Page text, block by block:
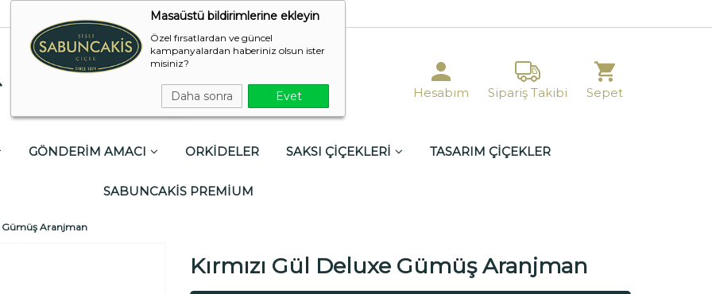
Masaüstü bildirimlerine ekleyin
Özel fırsatlardan ve güncel
kampanyalardan haberiniz olsun ister
misiniz?
Daha sonra Evet Hesabım Sipariş Takibi Sepet
GÖNDERİM AMACI ORKİDELER SAKSI ÇİÇEKLERİ TASARIM ÇİÇEKLER
SABUNCAKİS PREMİUM
Gümüş Aranjman
Kırmızı Gül Deluxe Gümüş Aranjman